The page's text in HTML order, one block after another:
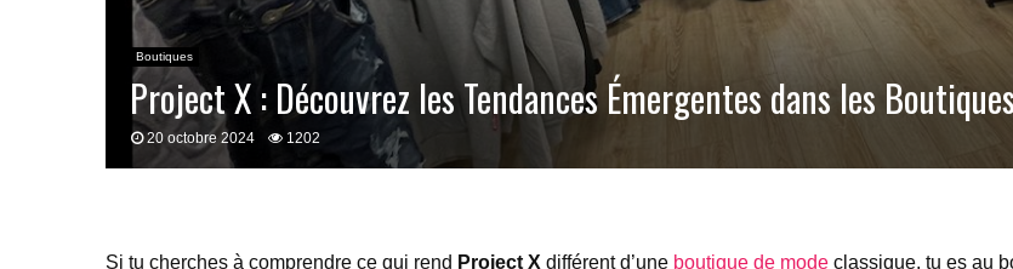
Boutiques
Project X : Découvrez les Tendances Émergentes dans les
20 octobre 2024 1202
Si tu cherches à comprendre ce qui rend Project X différent d’une boutique de mode classique, tu es au